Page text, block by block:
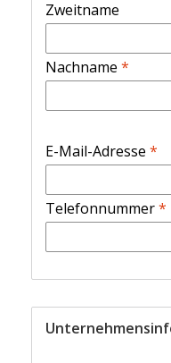
Zweitname
Nachname *
E-Mail-Adresse *
Telefonnummer*